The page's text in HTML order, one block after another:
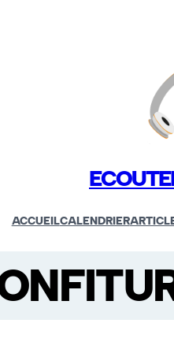
ACCUEILCALENDRIER